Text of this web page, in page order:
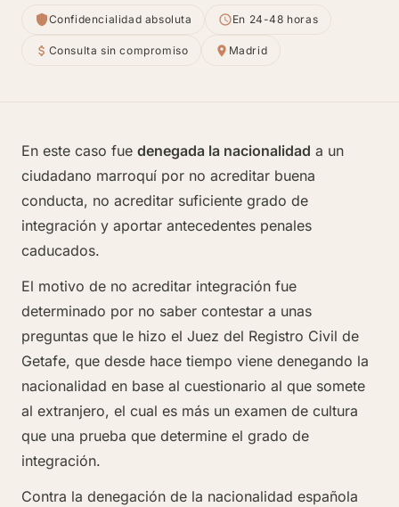
Confidencialidad absoluta En 24-48 horas
Consulta sin compromiso Madrid
En este caso fue denegada la nacionalidad a un
ciudadano marroquí por no acreditar buena
conducta, no acreditar suficiente grado de
integración y aportar antecedentes penales
caducados.
El motivo de no acreditar integración fue
determinado por no saber contestar a unas
preguntas que le hizo el Juez del Registro Civil de
Getafe, que desde hace tiempo viene denegando la
nacionalidad en base al cuestionario al que somete
al extranjero, el cual es más un examen de cultura
que una prueba que determine el grado de
integración.
Contra la denegación de la nacionalidad española